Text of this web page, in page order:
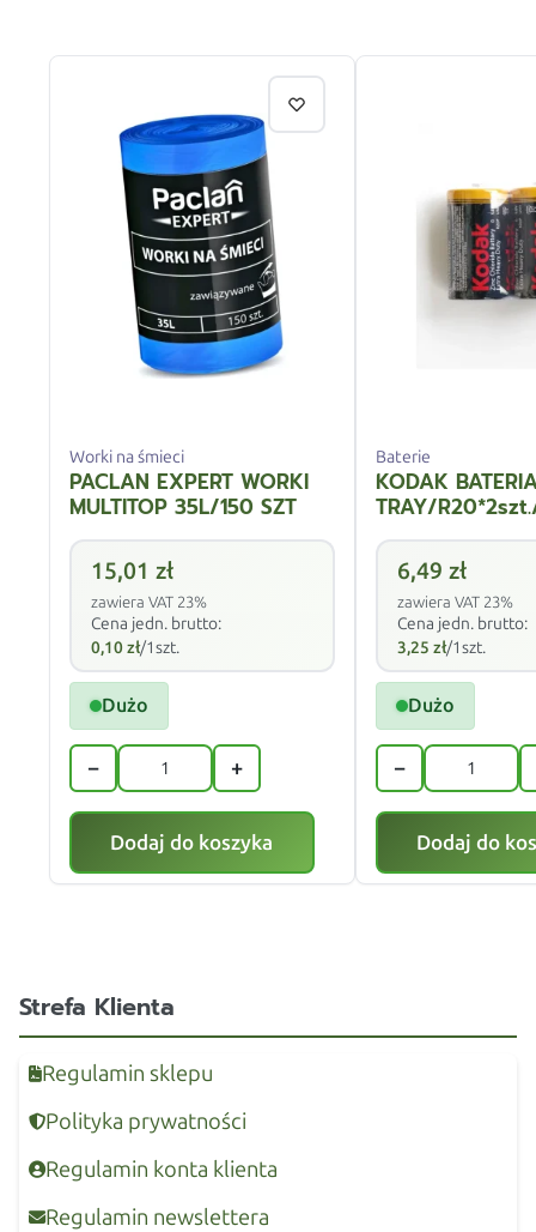
Worki na śmieci
PACLAN EXPERT WORKI
MULTITOP 35L/150 SZT
15,01 zł
zawiera VAT 23%
Cena jedn. brutto:
0,10zł/1szt.
Dużo
− +
Dodaj do koszyka
Baterie
KODAK
TRAY/
6,49 zł
zawiera VAT 23%
Cena jedn. brutto:
3,25 zł/1szt.
Dużo
−
Dodaj do
Strefa Klienta
Regulamin sklepu
Polityka prywatności
Regulamin konta klienta
Regulamin newslettera